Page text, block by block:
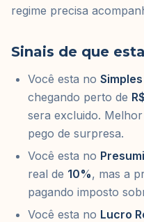
regime precisa
Sinais de que
Você esta no Simples
chegando perto de
sera excluido.
pego de surpresa.
Você esta no
real de 10%, mas a
pagando imposto
Você esta no Lucro